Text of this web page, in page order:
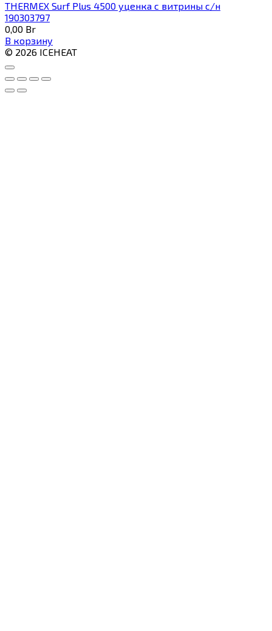
THERMEX Surf Plus 4500 уценка с витрины с/н
190303797
0,00 Br
В корзину
© 2026 ICEHEAT